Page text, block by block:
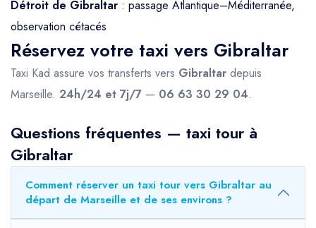
Détroit de Gibraltar : passage Atlantique–Méditerranée,
observation cétacés
Réservez votre taxi vers Gibraltar
Taxi Kad assure vos transferts vers Gibraltar depuis
Marseille. 24h/24 et 7j/7 — 06 63 30 29 04.
Questions fréquentes — taxi tour à
Gibraltar
Comment réserver un taxi tour vers Gibraltar au
départ de Marseille et de ses environs ?